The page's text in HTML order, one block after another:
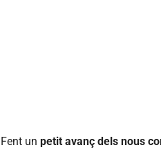
Fent un petit avanç dels nous